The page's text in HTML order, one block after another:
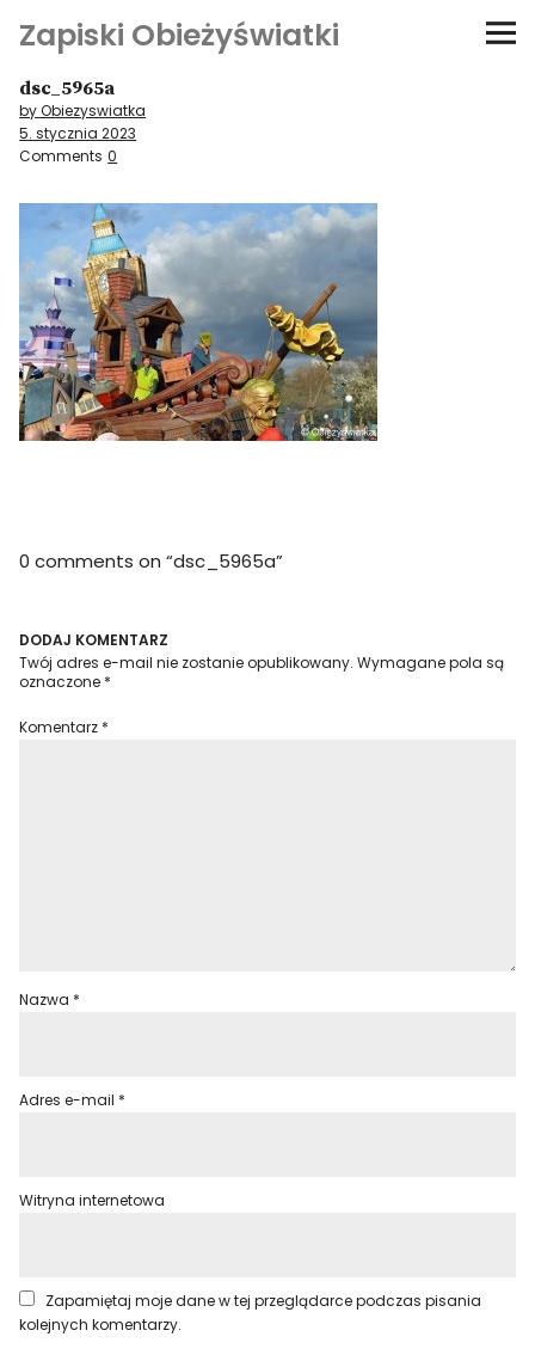
Zapiski Obieżyświatki
Podróże
Kultura i sztuka
Kątem oka
O-fiszki
Niezwyczajne ściany
Dom na kółkach
dsc_5965a
by Obiezyswiatka
5. stycznia 2023
Comments 0
0 comments on “dsc_5965a”
DODAJ KOMENTARZ
Twój adres e-mail nie zostanie opublikowany. Wymagane pola są
oznaczone *
Komentarz *
Nazwa *
Adres e-mail *
Witryna internetowa
Zapamiętaj moje dane w tej przeglądarce podczas pisania
kolejnych komentarzy.